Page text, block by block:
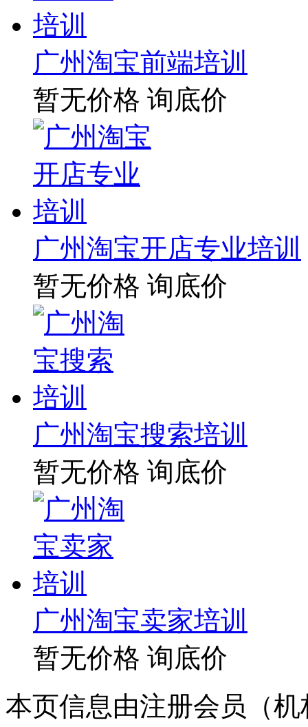
广州淘宝前端培训
暂无价格 询底价
广州淘宝开店专业培训
暂无价格 询底价
广州淘宝搜索培训
暂无价格 询底价
广州淘宝卖家培训
暂无价格 询底价
本页信息由注册会员（